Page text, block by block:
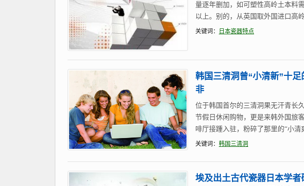
量逐年删加，如可塑性高岭土本料
以上。别的，从英国取外国进口高
关键词： 日本瓷器特点
韩国三清洞曾“小清新”十
非
位于韩国首尔的三清洞果无汗青长
节假日休闲购物，更是来韩外国旅
啡厅接踵入驻，粉碎了那里的“小
关键词： 韩国三清洞
埃及出土古代瓷器日本学